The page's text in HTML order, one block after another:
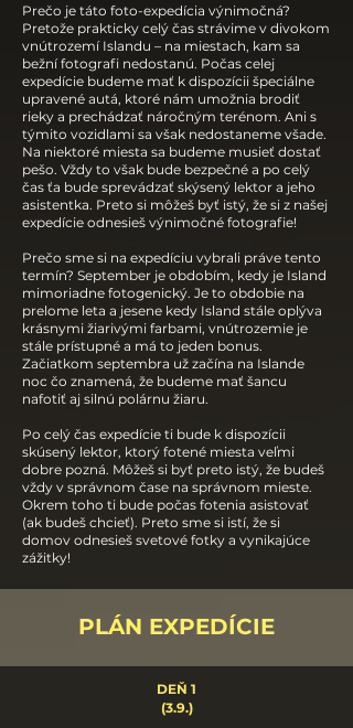
Prečo je táto foto-expedícia výnimočná?
Pretože prakticky celý čas strávime v divokom
vnútrozemí Islandu – na miestach, kam sa
bežní fotografi nedostanú. Počas celej
expedície budeme mať k dispozícii špeciálne
upravené autá, ktoré nám umožnia brodiť
rieky a prechádzať náročným terénom. Ani s
týmito vozidlami sa však nedostaneme všade.
Na niektoré miesta sa budeme musieť dostať
pešo. Vždy to však bude bezpečné a po celý
čas ťa bude sprevádzať skýsený lektor a jeho
asistentka. Preto si môžeš byť istý, že si z našej
expedície odnesieš výnimočné fotografie!
Prečo sme si na expedíciu vybrali práve tento
termín? September je obdobím, kedy je Island
mimoriadne fotogenický. Je to obdobie na
prelome leta a jesene kedy Island stále oplýva
krásnymi žiarivými farbami, vnútrozemie je
stále prístupné a má to jeden bonus.
Začiatkom septembra už začína na Islande
noc čo znamená, že budeme mať šancu
nafotiť aj silnú polárnu žiaru.
Po celý čas expedície ti bude k dispozícii
skúsený lektor, ktorý fotené miesta veľmi
dobre pozná. Môžeš si byť preto istý, že budeš
vždy v správnom čase na správnom mieste.
Okrem toho ti bude počas fotenia asistovať
(ak budeš chcieť). Preto sme si istí, že si
domov odnesieš svetové fotky a vynikajúce
zážitky!
PLÁN EXPEDÍCIE
DEŇ 1
(3.9.)